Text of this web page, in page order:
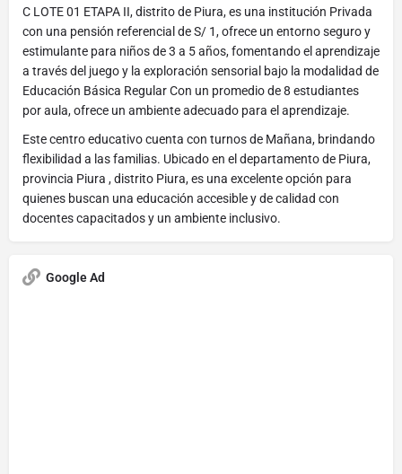
C LOTE 01 ETAPA II, distrito de Piura, es una institución Privada
con una pensión referencial de S/ 1, ofrece un entorno seguro y
estimulante para niños de 3 a 5 años, fomentando el aprendizaje
a través del juego y la exploración sensorial bajo la modalidad de
Educación Básica Regular Con un promedio de 8 estudiantes
por aula, ofrece un ambiente adecuado para el aprendizaje.
Este centro educativo cuenta con turnos de Mañana, brindando
flexibilidad a las familias. Ubicado en el departamento de Piura,
provincia Piura , distrito Piura, es una excelente opción para
quienes buscan una educación accesible y de calidad con
docentes capacitados y un ambiente inclusivo.
Google Ad